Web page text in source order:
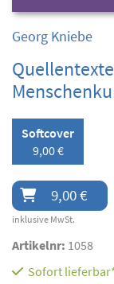
Georg Kniebe
Softcover
9,00 €
9,00 €
inklusive MwSt.
Artikelnr: 1058
Sofort